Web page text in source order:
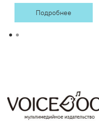
Подробнее